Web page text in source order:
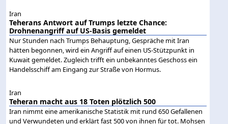
Iran
Teherans Antwort auf Trumps letzte Chance:
Drohnenangriff auf US-Basis gemeldet
Nur Stunden nach Trumps Behauptung, Gespräche mit Iran
hätten begonnen, wird ein Angriff auf einen US-Stützpunkt in
Kuwait gemeldet. Zugleich trifft ein unbekanntes Geschoss ein
Handelsschiff am Eingang zur Straße von Hormus.
Iran
Teheran macht aus 18 Toten plötzlich 500
Iran nimmt eine amerikanische Statistik mit rund 650 Gefallenen
und Verwundeten und erklärt fast 500 von ihnen für tot. Mohsen